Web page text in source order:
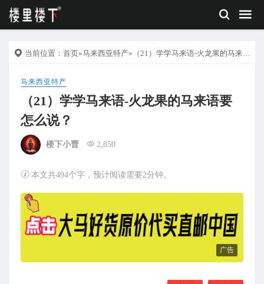
当前位置： 首页»马来西亚特产»（21）学学马来语-火龙果的马来语要怎么说？
马来西亚特产
（21）学学马来语-火龙果的马来语要
怎么说？
楼下小曹 2,850
本文共494个字，预计阅读需要2分钟。
广告